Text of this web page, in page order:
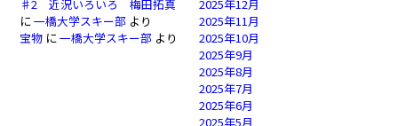
♯2 近況いろいろ 梅田拓真
に一橋大学スキー部 より
宝物 に一橋大学スキー部 より
2025年12月
2025年11月
2025年10月
2025年9月
2025年8月
2025年7月
2025年6月
2025年5月